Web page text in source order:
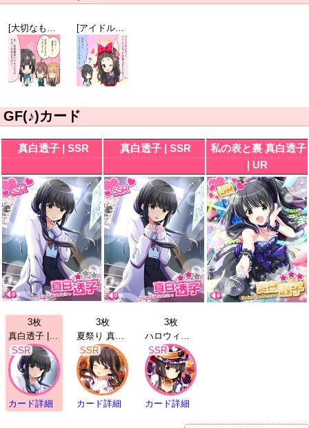
[大切なもの]真白透子 [アイドル（仮）]一色愛瑠
GF(♪)カード
真白透子 | SSR 真白透子 | SSR
私の表と裏 真白透子
| UR
3枚
真白透子 | SSR
SSR
カード詳細
3枚
夏祭り 真白透子 | SSR
SSR
カード詳細
3枚
ハロウィン 真白透子 | SSR
SSR
カード詳細